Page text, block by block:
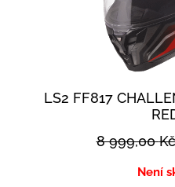
LS2 FF817
8 999,00Kč
Není